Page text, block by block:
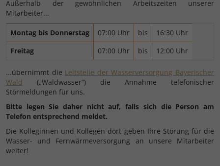
Außerhalb der gewöhnlichen Arbeitszeiten unserer
Mitarbeiter...
Montag bis Donnerstag 07:00 Uhr bis
16:30 Uhr
Freitag
07:00 Uhr bis 12:00 Uhr
...übernimmt die Leitstelle der Wasserversorgung Bayerischer
Wald
(„Waldwasser“) die Annahme telefonischer
Störmeldungen für uns.
Bitte legen Sie daher nicht auf, falls sich die Person am
Telefon entsprechend meldet.
Die Kolleginnen und Kollegen dort geben Ihre Störung für die
Wasser- und Fernwärmeversorgung an unsere Mitarbeiter
weiter!